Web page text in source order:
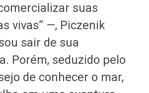
suas
vivas” —, Piczenik
sair de sua
Porém, seduzido pelo
de conhecer o mar,